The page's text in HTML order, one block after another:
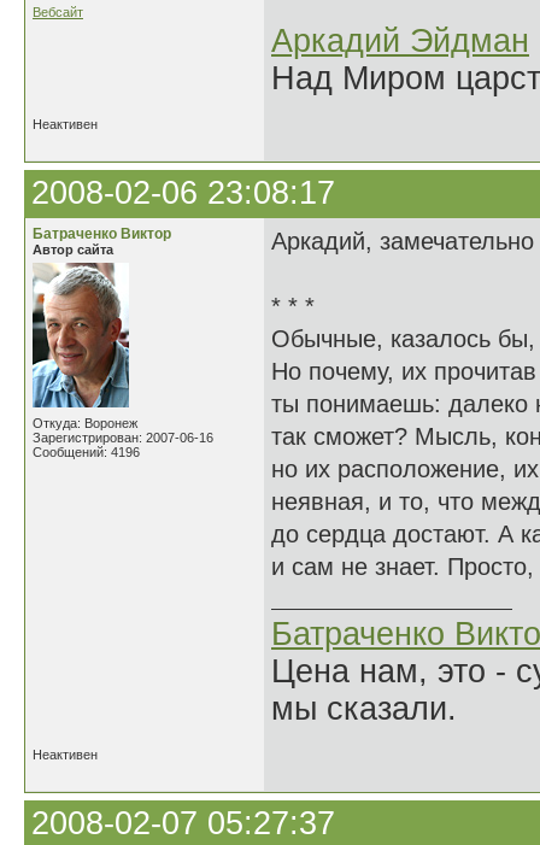
Вебсайт
Аркадий Эйдман
Над Миром
Неактивен
2008-02-06 23:08:17
Батраченко Виктор
Автор сайта
Откуда: Воронеж
Зарегистрирован: 2007-06-16
Сообщений: 4196
Аркадий,
* * *
Обычные, казалось бы,
Но почему, их
ты понимаешь: далеко
так сможет? Мысль,
но их расположение,
неявная, и то, что
до сердца достают. А
и сам не знает.
Батраченко
Цена нам, это -
мы сказали.
Неактивен
2008-02-07 05:27:37